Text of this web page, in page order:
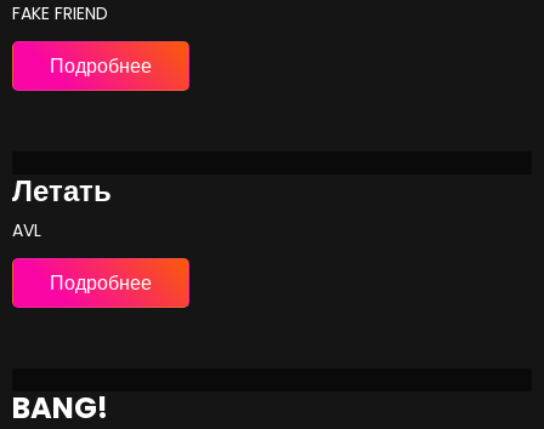
FAKE FRIEND
Подробнее
Летать
AVL
Подробнее
BANG!